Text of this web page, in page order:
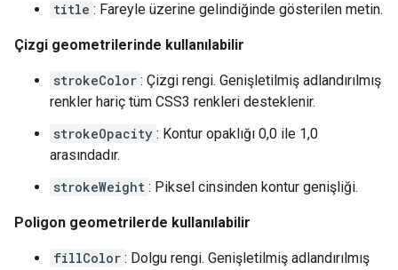
title : Fareyle üzerine gelindiğinde gösterilen metin.
Çizgi geometrilerinde kullanılabilir
strokeColor : Çizgi rengi. Genişletilmiş adlandırılmış
renkler hariç tüm CSS3 renkleri desteklenir.
strokeOpacity : Kontur opaklığı 0,0 ile 1,0
arasındadır.
strokeWeight : Piksel cinsinden kontur genişliği.
Poligon geometrilerde kullanılabilir
fillColor : Dolgu rengi. Genişletilmiş adlandırılmış